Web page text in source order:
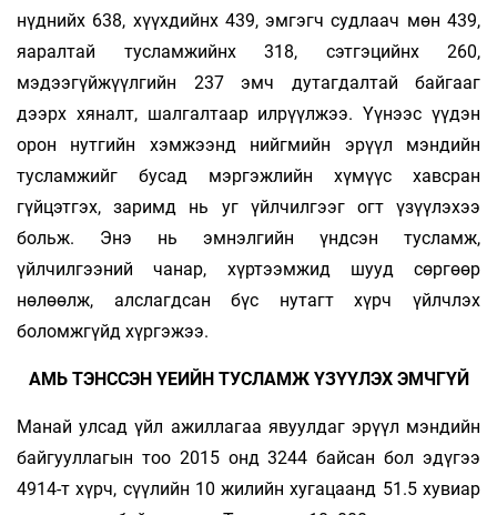
нүднийх 638, хүүхдийнх 439, эмгэгч судлаач мөн 439,
яаралтай тусламжийнх 318, сэтгэцийнх 260,
мэдээгүйжүүлгийн 237 эмч дутагдалтай байгааг
дээрх хяналт, шалгалтаар илрүүлжээ. Үүнээс үүдэн
орон нутгийн хэмжээнд нийгмийн эрүүл мэндийн
тусламжийг бусад мэргэжлийн хүмүүс хавсран
гүйцэтгэх, заримд нь уг үйлчилгээг огт үзүүлэхээ
больж. Энэ нь эмнэлгийн үндсэн тусламж,
үйлчилгээний чанар, хүртээмжид шууд сөргөөр
нөлөөлж, алслагдсан бүс нутагт хүрч үйлчлэх
боломжгүйд хүргэжээ.
АМЬ ТЭНССЭН ҮЕИЙН ТУСЛАМЖ ҮЗҮҮЛЭХ ЭМЧГҮЙ
Манай улсад үйл ажиллагаа явуулдаг эрүүл мэндийн
байгууллагын тоо 2015 онд 3244 байсан бол эдүгээ
4914-т хүрч, сүүлийн 10 жилийн хугацаанд 51.5 хувиар